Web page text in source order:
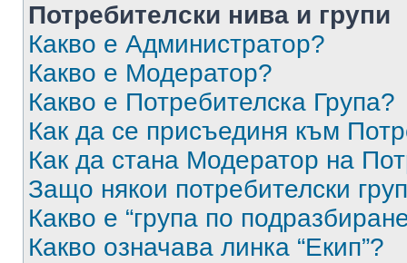
Потребителски нива и групи
Какво е Администратор?
Какво е Модератор?
Какво е Потребителска Група?
Как да се присъединя към
Как да стана Модератор на
Защо някои потребителски
Какво е “група по
Какво означава линка “Екип”?